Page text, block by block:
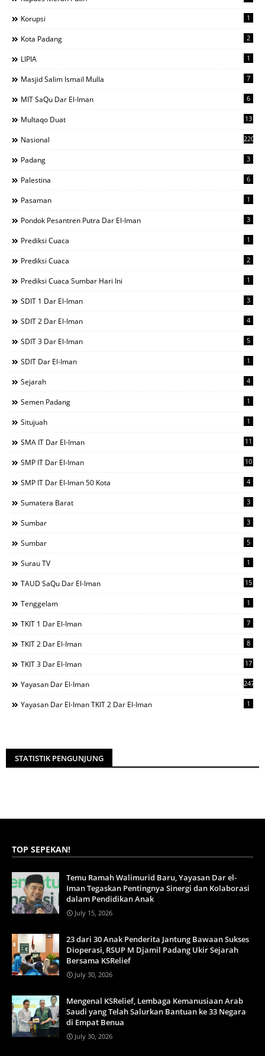
Korupsi 1
Kota Padang 2
LIPIA 1
Masjid Salim Ismail Mulla 7
MIT SaQu Dar El-Iman 6
Multaqo Duat 13
Nasional 220
Padang 3
Palestina 6
Pasaman 1
Pondok Pesantren Putra Dar El-Iman 3
Prediksi Cuaca 1
Prediksi Cuaca 2
Prediksi Cuaca Sumbar Hari Ini 1
SDIT 1 Dar El-Iman 3
SDIT 2 Dar El-Iman 4
SDIT 3 Dar El-Iman 5
SDIT Dar El-Iman 1
Sejarah 4
Semen Padang 1
Situjuah 1
SMA IT Dar El-Iman 11
SMP IT Dar El-Iman 10
SMP IT Dar El-Iman 50 Kota 4
Sumatera Barat 3
Sumbar 3
Sumbar 5
Surau TV 1
TAUD SaQu Dar El-Iman 15
Tenggelam 1
TKIT 1 Dar El-Iman 7
TKIT 2 Dar El-Iman 8
TKIT 3 Dar El-Iman 17
Yayasan Dar El-Iman 247
Yayasan Dar El-Iman TKIT 2 Dar El-Iman 1
STATISTIK PENGUNJUNG
TOP SEPEKAN!
Temu Ramah Walimurid Baru, Yayasan Dar el-
Iman Tegaskan Pentingnya Sinergi dan Kolaborasi
dalam Pendidikan Anak
July 15, 2026
23 dari 30 Anak Penderita Jantung Bawaan Sukses
Dioperasi, RSUP M Djamil Padang Ukir Sejarah
Bersama KSRelief
July 30, 2026
Mengenal KSRelief, Lembaga Kemanusiaan Arab
Saudi yang Telah Salurkan Bantuan ke 33 Negara
di Empat Benua
July 30, 2026